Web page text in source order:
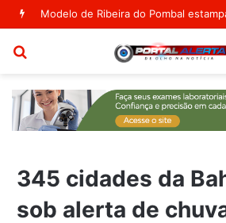
345 cidades da
sob alerta de